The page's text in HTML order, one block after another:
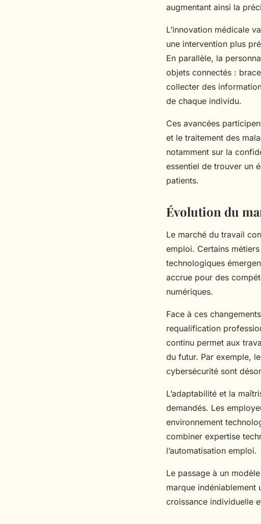
augmentant ainsi la
L’innovation médicale
une intervention plus
En parallèle, la
objets connectés :
collecter des
de chaque individu.
Ces avancées
et le traitement des
notamment sur la
essentiel de trouver un
patients.
Évolution du
Le marché du travail
emploi. Certains
technologiques
accrue pour des
numériques.
Face à ces
requalification
continu permet aux
du futur. Par exemple,
cybersécurité sont
L’adaptabilité et la
demandés. Les
environnement
combiner expertise
l’automatisation emploi.
Le passage à un
marque indéniablement
croissance individuelle